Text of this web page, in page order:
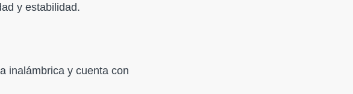
y estabilidad.
inalámbrica y cuenta con